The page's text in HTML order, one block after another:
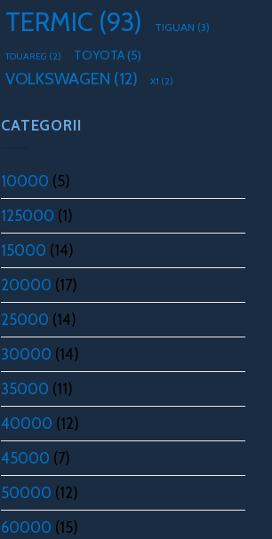
TERMIC (93) TIGUAN (3)
TOUAREG (2) TOYOTA(5)
VOLKSWAGEN (12) X1 (2)
CATEGORII
10000 (5)
125000 (1)
15000 (14)
20000 (17)
25000 (14)
30000 (14)
35000 (11)
40000 (12)
45000 (7)
50000 (12)
60000 (15)